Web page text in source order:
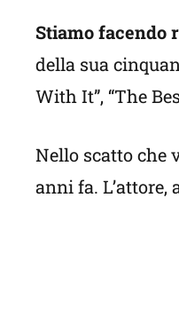
Stiamo facendo
della sua
With It”, “The
Nello scatto che
anni fa.